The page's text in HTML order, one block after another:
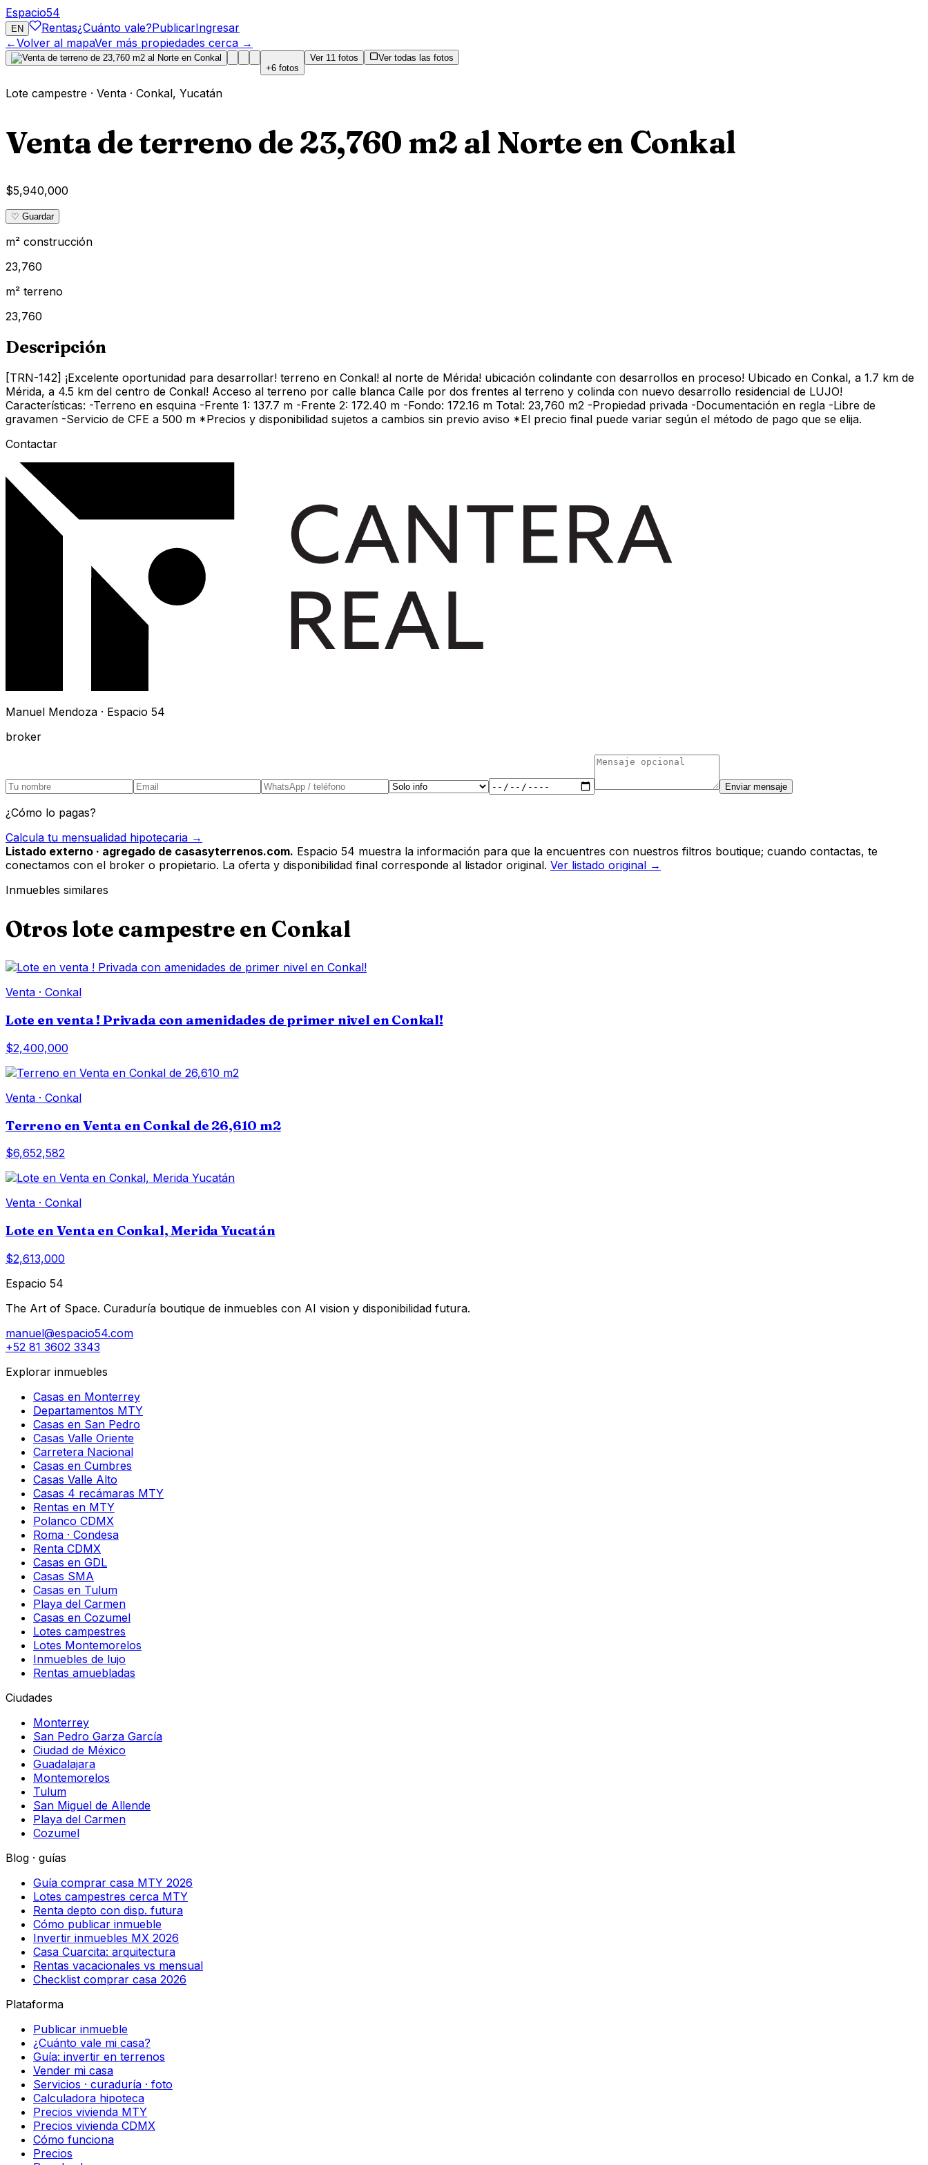
Espacio54
EN Rentas¿Cuánto vale?PublicarIngresar
←Volver al mapaVer más propiedades cerca →
+6 fotos
Ver 11 fotos Ver todas las fotos
Lote campestre · Venta · Conkal, Yucatán
Venta de terreno de 23,760 m2 al Norte en Conkal
$5,940,000
♡ Guardar
m² construcción
23,760
m² terreno
23,760
Descripción
[TRN-142] ¡Excelente oportunidad para desarrollar! terreno en Conkal! al norte de Mérida! ubicación colindante con desarrollos en proceso! Ubicado en Conkal, a 1.7 km de
Mérida, a 4.5 km del centro de Conkal! Acceso al terreno por calle blanca Calle por dos frentes al terreno y colinda con nuevo desarrollo residencial de LUJO!
Características: -Terreno en esquina -Frente 1: 137.7 m -Frente 2: 172.40 m -Fondo: 172.16 m Total: 23,760 m2 -Propiedad privada -Documentación en regla -Libre de
gravamen -Servicio de CFE a 500 m *Precios y disponibilidad sujetos a cambios sin previo aviso *El precio final puede variar según el método de pago que se elija.
Contactar
Manuel Mendoza · Espacio 54
broker
Enviar mensaje
¿Cómo lo pagas?
Calcula tu mensualidad hipotecaria →
Listado externo · agregado de casasyterrenos.com. Espacio 54 muestra la información para que la encuentres con nuestros filtros boutique; cuando contactas, te
conectamos con el broker o propietario. La oferta y disponibilidad final corresponde al listador original. Ver listado original →
Inmuebles similares
Otros lote campestre en Conkal
Venta · Conkal
Lote en venta ! Privada con amenidades de primer nivel en Conkal!
$2,400,000
Venta · Conkal
Terreno en Venta en Conkal de 26,610 m2
$6,652,582
Venta · Conkal
Lote en Venta en Conkal, Merida Yucatán
$2,613,000
Espacio 54
The Art of Space. Curaduría boutique de inmuebles con AI vision y disponibilidad futura.
manuel@espacio54.com
+52 81 3602 3343
Explorar inmuebles
Casas en Monterrey
Departamentos MTY
Casas en San Pedro
Casas Valle Oriente
Carretera Nacional
Casas en Cumbres
Casas Valle Alto
Casas 4 recámaras MTY
Rentas en MTY
Polanco CDMX
Roma · Condesa
Renta CDMX
Casas en GDL
Casas SMA
Casas en Tulum
Playa del Carmen
Casas en Cozumel
Lotes campestres
Lotes Montemorelos
Inmuebles de lujo
Rentas amuebladas
Ciudades
Monterrey
San Pedro Garza García
Ciudad de México
Guadalajara
Montemorelos
Tulum
San Miguel de Allende
Playa del Carmen
Cozumel
Blog · guías
Guía comprar casa MTY 2026
Lotes campestres cerca MTY
Renta depto con disp. futura
Cómo publicar inmueble
Invertir inmuebles MX 2026
Casa Cuarcita: arquitectura
Rentas vacacionales vs mensual
Checklist comprar casa 2026
Plataforma
Publicar inmueble
¿Cuánto vale mi casa?
Guía: invertir en terrenos
Vender mi casa
Servicios · curaduría · foto
Calculadora hipoteca
Precios vivienda MTY
Precios vivienda CDMX
Cómo funciona
Precios